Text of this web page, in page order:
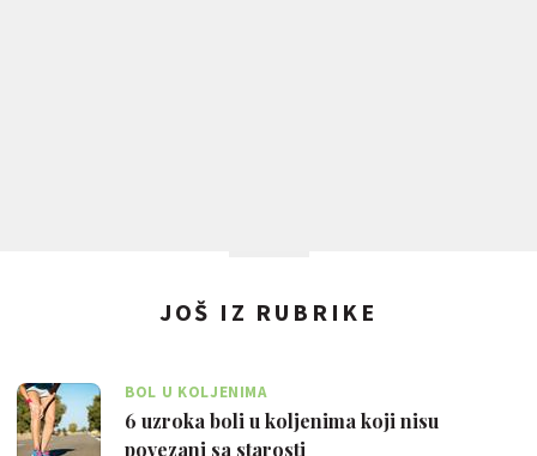
JOŠ IZ RUBRIKE
BOL U KOLJENIMA
6 uzroka boli u koljenima koji nisu
povezani sa starosti